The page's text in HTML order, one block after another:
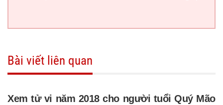
Bài viết liên quan
Xem tử vi năm 2018 cho người tuổi Quý Mão